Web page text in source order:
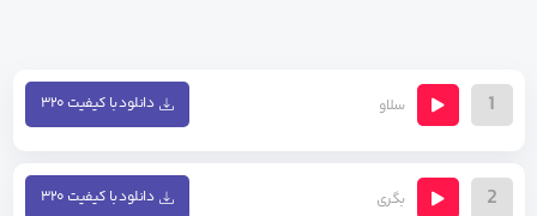
1 سلاو دانلود با کیفیت ۳۲۰
2 بگری دانلود با کیفیت ۳۲۰